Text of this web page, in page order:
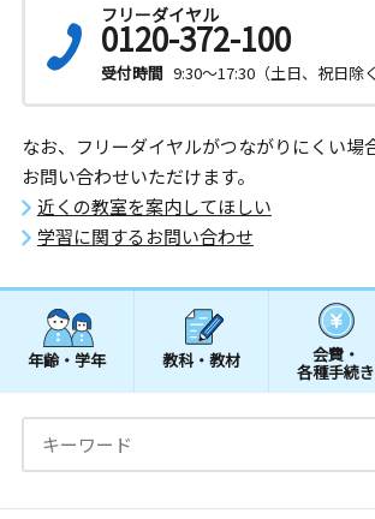
フリーダイヤル
0120-372-100
受付時間 9:30～17:30（土日、祝日除く
なお、フリーダイヤルがつながりにくい場
お問い合わせいただけます。
近くの教室を案内してほしい
学習に関するお問い合わせ
年齢・学年 教科・教材 会費・
各種手続き